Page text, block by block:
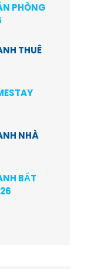
PHÒNG
THUÊ
NHÀ
BẤT